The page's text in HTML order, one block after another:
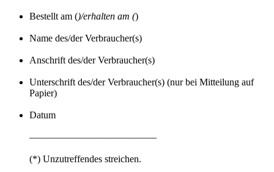
Bestellt am ()/erhalten am ()
Name des/der Verbraucher(s)
Anschrift des/der Verbraucher(s)
Unterschrift des/der Verbraucher(s) (nur bei Mitteilung auf
Papier)
Datum
—————————————
(*) Unzutreffendes streichen.